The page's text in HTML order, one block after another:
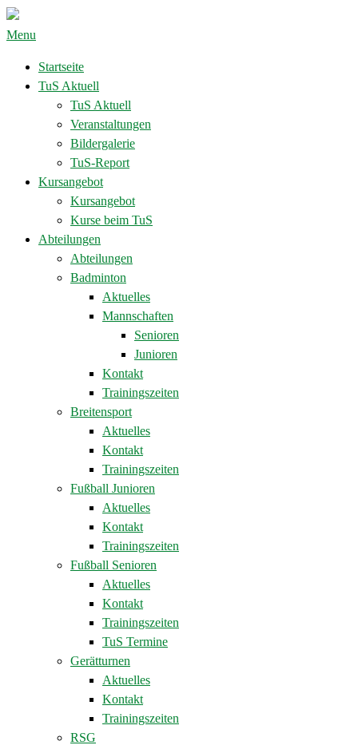
Menu
Startseite
TuS Aktuell
TuS Aktuell
Veranstaltungen
Bildergalerie
TuS-Report
Kursangebot
Kursangebot
Kurse beim TuS
Abteilungen
Abteilungen
Badminton
Aktuelles
Mannschaften
Senioren
Junioren
Kontakt
Trainingszeiten
Breitensport
Aktuelles
Kontakt
Trainingszeiten
Fußball Junioren
Aktuelles
Kontakt
Trainingszeiten
Fußball Senioren
Aktuelles
Kontakt
Trainingszeiten
TuS Termine
Gerätturnen
Aktuelles
Kontakt
Trainingszeiten
RSG